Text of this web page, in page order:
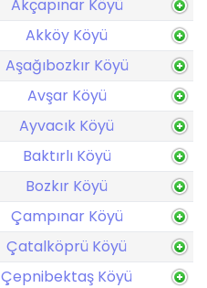
Akçapınar Köyü
Akköy Köyü
Aşağıbozkır Köyü
Avşar Köyü
Ayvacık Köyü
Baktırlı Köyü
Bozkır Köyü
Çampınar Köyü
Çatalköprü Köyü
Çepnibektaş Köyü